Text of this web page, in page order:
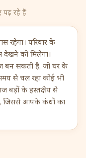
रहे हैं
रहेगा। परिवार के
को मिलेगा।
बन सकती है, जो घर के
से चल रहा कोई भी
बड़ों के हस्तक्षेप से
जिससे आपके कंधों का